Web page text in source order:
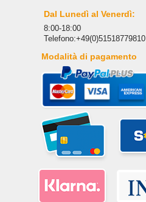
Dal Lunedì al Venerdì:
8:00-18:00
Telefono:+49(0)51518779810
Modalità di pagamento